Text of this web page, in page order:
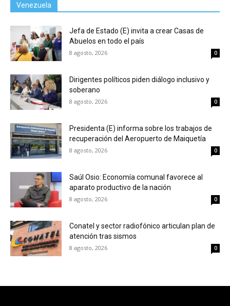
Venezuela
Jefa de Estado (E) invita a crear Casas de
Abuelos en todo el país
8 agosto, 2026 0
Dirigentes políticos piden diálogo inclusivo y
soberano
8 agosto, 2026 0
Presidenta (E) informa sobre los trabajos de
recuperación del Aeropuerto de Maiquetía
8 agosto, 2026 0
Saúl Osio: Economía comunal favorece al
aparato productivo de la nación
8 agosto, 2026 0
Conatel y sector radiofónico articulan plan de
atención tras sismos
8 agosto, 2026 0